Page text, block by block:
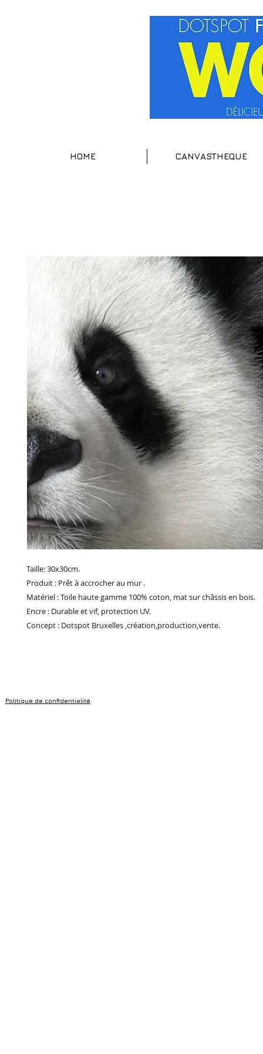
HOME CANVASTHEQUE
Taille: 30x30cm.
Produit : Prêt à accrocher au mur .
Matériel : Toile haute gamme 100% coton, mat sur châssis en bois.
Encre : Durable et vif, protection UV.
Concept : Dotspot Bruxelles ,création,production,vente.
Politique de confidentialité